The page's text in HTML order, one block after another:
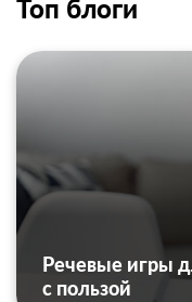
Топ блоги
Речевые игры
с пользой